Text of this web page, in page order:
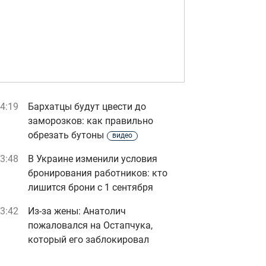
Бархатцы будут цвести до
заморозков: как правильно
обрезать бутоны
видео
В Украине изменили условия
бронирования работников: кто
лишится брони с 1 сентября
Из-за жены: Анатолич
пожаловался на Остапчука,
который его заблокировал